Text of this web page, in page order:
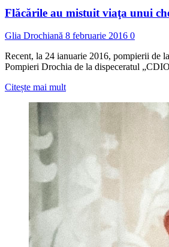
Flăcările au mistuit viaţa unui
Glia Drochiană 8 februarie 2016 0
Recent, la 24 ianuarie 2016, pompierii de
Pompieri Drochia de la dispeceratul
Citește mai multRead
about
Flăcările
mistuit
viaţa
unui
chetroşesn